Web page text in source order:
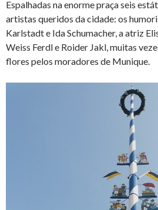
Espalhadas na enorme praça seis
artistas queridos da cidade: os
Karlstadt e Ida Schumacher, a atriz
Weiss Ferdl e Roider Jakl, muitas
flores pelos moradores de Munique.